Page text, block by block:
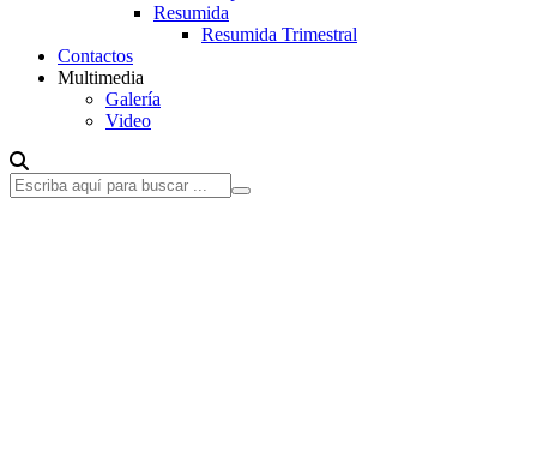
Resumida
Resumida Trimestral
Contactos
Multimedia
Galería
Video